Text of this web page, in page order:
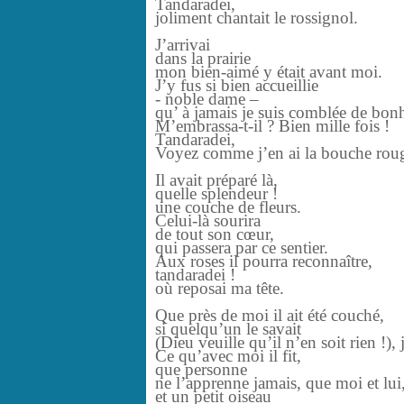
Tandaradei,
joliment chantait le rossignol.
J’arrivai
dans la prairie
mon bien-aimé y était avant moi.
J’y fus si bien accueillie
- noble dame –
qu’ à jamais je suis comblée de
M’embrassa-t-il ? Bien mille fois !
Tandaradei,
Voyez comme j’en ai la bouche
Il avait préparé là,
quelle splendeur !
une couche de fleurs.
Celui-là sourira
de tout son cœur,
qui passera par ce sentier.
Aux roses il pourra reconnaître,
tandaradei !
où reposai ma tête.
Que près de moi il ait été couché,
si quelqu’un le savait
(Dieu veuille qu’il n’en soit rien !),
Ce qu’avec moi il fit,
que personne
ne l’apprenne jamais, que moi et lui,
et un petit oiseau